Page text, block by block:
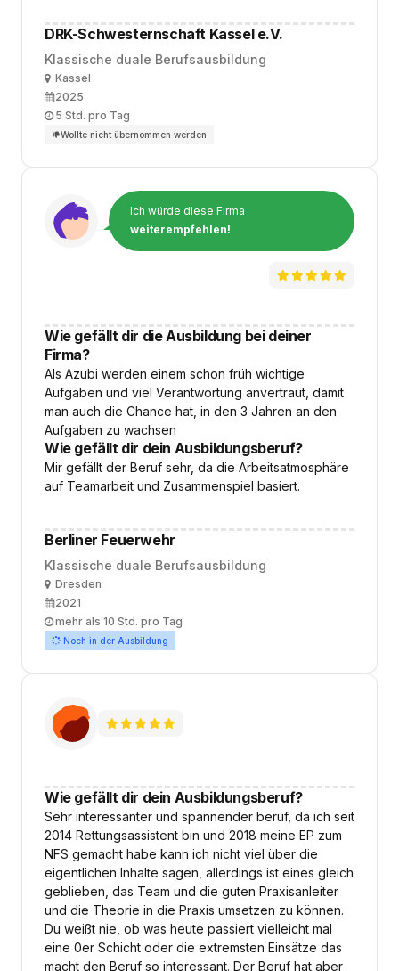
DRK-Schwesternschaft Kassel e.V.
Klassische duale Berufsausbildung
OrtKassel
Ausbildungsbeginn
2025
Arbeitszeit
5 Std. pro Tag
Wollte nicht übernommen werden
Ich würde diese Firma
weiterempfehlen!
Wie gefällt dir die Ausbildung bei deiner
Firma?
Als Azubi werden einem schon früh wichtige
Aufgaben und viel Verantwortung anvertraut, damit
man auch die Chance hat, in den 3 Jahren an den
Aufgaben zu wachsen
Wie gefällt dir dein Ausbildungsberuf?
Mir gefällt der Beruf sehr, da die Arbeitsatmosphäre
auf Teamarbeit und Zusammenspiel basiert.
Berliner Feuerwehr
Klassische duale Berufsausbildung
OrtDresden
Ausbildungsbeginn
2021
Arbeitszeit
mehr als 10 Std. pro Tag
Noch in der Ausbildung
Wie gefällt dir dein Ausbildungsberuf?
Sehr interessanter und spannender beruf, da ich seit
2014 Rettungsassistent bin und 2018 meine EP zum
NFS gemacht habe kann ich nicht viel über die
eigentlichen Inhalte sagen, allerdings ist eines gleich
geblieben, das Team und die guten Praxisanleiter
und die Theorie in die Praxis umsetzen zu können.
Du weißt nie, ob was heute passiert vielleicht mal
eine 0er Schicht oder die extremsten Einsätze das
macht den Beruf so interessant. Der Beruf hat aber